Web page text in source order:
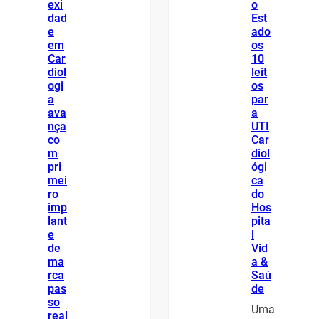
exi
dad
e
em
Car
diol
ogi
a
ava
nça
co
m
pri
mei
ro
imp
lant
e
de
ma
rca
pas
so
real
o
Est
ado
os
10
leit
os
par
a
UTI
Car
diol
ógi
ca
do
Hos
pita
Vid
a &
Saú
de
Uma